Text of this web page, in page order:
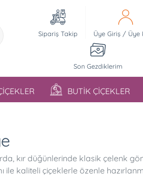
Sipariş Takip Üye Giriş/ Üye
Son Gezdiklerim
BUTİK ÇİÇEKLER
kır düğünlerinde klasik çelenk
ile kaliteli çiçeklerle özenle